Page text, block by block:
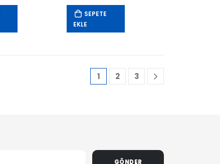
SEPETE
EKLE
1 2 3
GÖNDER